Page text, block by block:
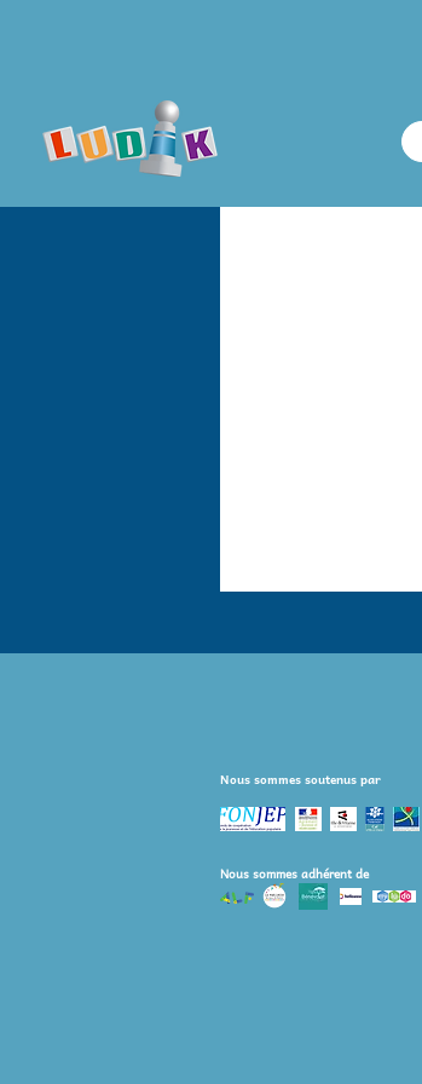
Nous sommes soutenus par
Nous sommes adhérent de